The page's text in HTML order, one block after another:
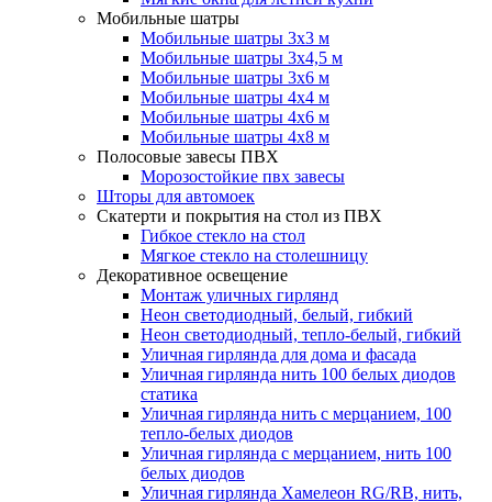
Мобильные шатры
Мобильные шатры 3х3 м
Мобильные шатры 3х4,5 м
Мобильные шатры 3х6 м
Мобильные шатры 4х4 м
Мобильные шатры 4х6 м
Мобильные шатры 4х8 м
Полосовые завесы ПВХ
Морозостойкие пвх завесы
Шторы для автомоек
Скатерти и покрытия на стол из ПВХ
Гибкое стекло на стол
Мягкое стекло на столешницу
Декоративное освещение
Монтаж уличных гирлянд
Неон светодиодный, белый, гибкий
Неон светодиодный, тепло-белый, гибкий
Уличная гирлянда для дома и фасада
Уличная гирлянда нить 100 белых диодов
статика
Уличная гирлянда нить с мерцанием, 100
тепло-белых диодов
Уличная гирлянда с мерцанием, нить 100
белых диодов
Уличная гирлянда Хамелеон RG/RB, нить,